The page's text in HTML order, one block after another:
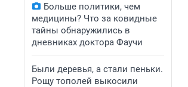
Больше политики, чем
медицины? Что за ковидные
тайны обнаружились в
дневниках доктора Фаучи
Были деревья, а стали пеньки.
Рощу тополей выкосили